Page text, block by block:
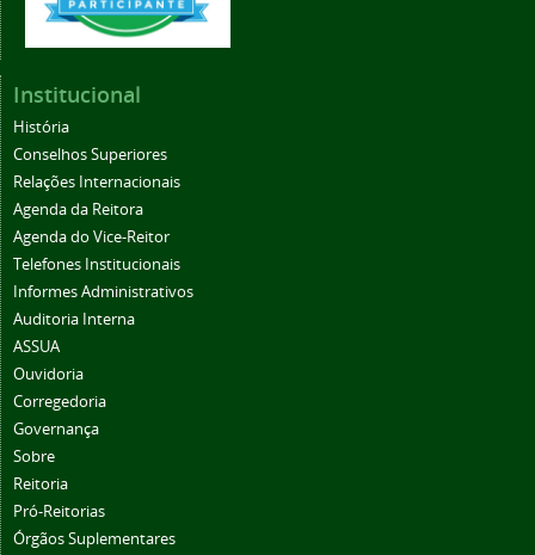
Institucional
História
Conselhos Superiores
Relações Internacionais
Agenda da Reitora
Agenda do Vice-Reitor
Telefones Institucionais
Informes Administrativos
Auditoria Interna
ASSUA
Ouvidoria
Corregedoria
Governança
Sobre
Reitoria
Pró-Reitorias
Órgãos Suplementares